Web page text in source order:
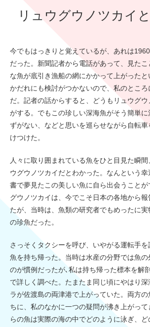
リュウグウノツカイ
今でもはっきりと覚えているが、あれは
だった。新聞記者から電話があって、見た
な魚が底引き漁船の網にかかって上がった
かだれにも検討がつかないので、私のとこ
だ。記者の話からすると、どうもリュウグ
がする。でもこの珍しい深海魚がそう簡単
ずがない、などと思いを巡らせながら自転
けつけた。
人々に取り囲まれている魚をひと目見た瞬
ウグウノツカイだとわかった。なんという
書で夢見たこの美しい魚に自ら出会うことが
グウノツカイは、今でこそ日本の各地から
たが、当時は、魚類の研究者でもめったに実
の珍魚だった。
さっそくタクシーを呼び、いやがる運転手
魚を持ち帰った。当時は水産の分野では魚の
のが慣例だったが､私は持ち帰った標本を解
で詳しく調べた。たまたま同じ頃にやはり
ラが佐渡島の両津港で上がっていた。両方の
ちに、私のなかに一つの疑問が沸き上がっ
らの魚は実際の海の中でどのように泳ぎ、